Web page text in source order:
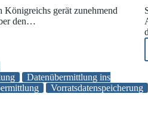
Königreichs gerät zunehmend
den…
Datenübermittlung ins
Vorratsdatenspeicherung